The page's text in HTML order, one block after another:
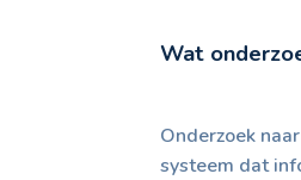
Wat
Onderzoek
systeem dat